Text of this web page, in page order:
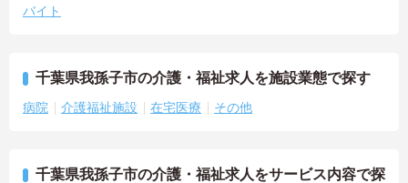
バイト
千葉県我孫子市の介護・福祉求人を施設業態で探す
病院 介護福祉施設 在宅医療 その他
千葉県我孫子市の介護・福祉求人をサービス内容で探